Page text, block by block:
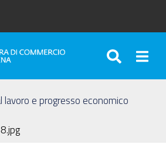
lavoro e progresso economico